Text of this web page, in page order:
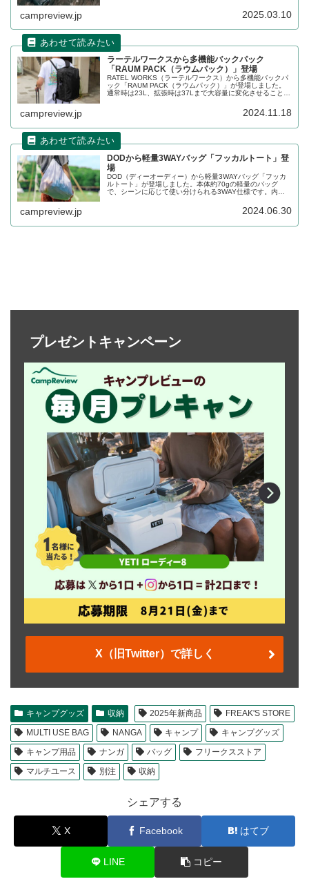
ドライバッグです。詳細をレビューします。
campreview.jp 2025.03.10
ラーテルワークスから多機能バックパック
「RAUM PACK（ラウムパック）」登場
RATEL WORKS（ラーテルワークス）から多機能バックパ
ック「RAUM PACK（ラウムパック）」が登場しました。
通常時は23L、拡張時は37Lまで大容量に変化させることが
ントも搭載されています。詳細をレビューします。
campreview.jp 2024.11.18
DODから軽量3WAYバッグ「フッカルトート」登
場
DOD（ディーオーディー）から軽量3WAYバッグ「フッカ
ルトート」が登場しました。本体約70gの軽量のバッグ
で、シーンに応じて使い分けられる3WAY仕様です。内側
い際もコンパクトになります。詳細をレビューします。
campreview.jp 2024.06.30
プレゼントキャンペーン
X（旧Twitter）で詳しく
キャンプグッズ 収納 2025年新商品
FREAK'S STORE
MULTI USE BAG
NANGA キャンプ
キャンプグッズ
キャンプ用品
ナンガ バッグ
フリークスストア
マルチユース
別注 収納
シェアする
X Facebook はてブ
LINE コピー